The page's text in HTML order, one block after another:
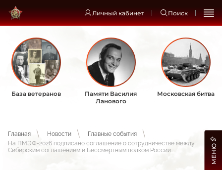
Личный кабинет Поиск
База ветеранов
Памяти Василия
Ланового
Московская битва
Главная Новости
Главные события
На ПМЭФ-2026 подписано соглашение о сотрудничестве между
Сибирским соглашением и Бессмертным полком России
МЕНЮ